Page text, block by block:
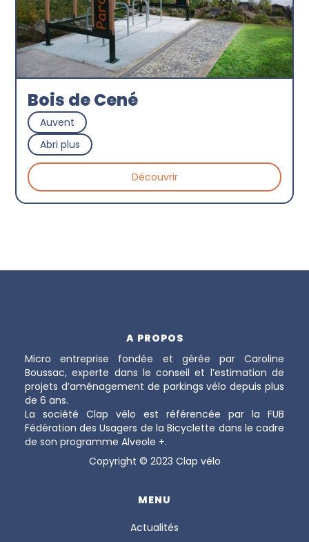
Bois de Cené
Auvent
Abri plus
Découvrir
A PROPOS
Micro entreprise fondée et gérée par Caroline
Boussac, experte dans le conseil et l’estimation de
projets d’aménagement de parkings vélo depuis plus
de 6 ans.
La société Clap vélo est référencée par la FUB
Fédération des Usagers de la Bicyclette dans le cadre
de son programme Alveole +.
Copyright © 2023 Clap vélo
MENU
Actualités